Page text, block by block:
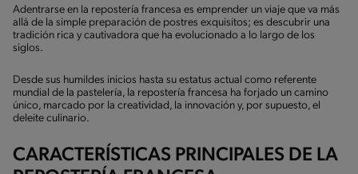
Adentrarse en la repostería francesa es emprender un viaje que va más
allá de la simple preparación de postres exquisitos; es descubrir una
tradición rica y cautivadora que ha evolucionado a lo largo de los
siglos.
Desde sus humildes inicios hasta su estatus actual como referente
mundial de la pastelería, la repostería francesa ha forjado un camino
único, marcado por la creatividad, la innovación y, por supuesto, el
deleite culinario.
CARACTERÍSTICAS PRINCIPALES DE LA